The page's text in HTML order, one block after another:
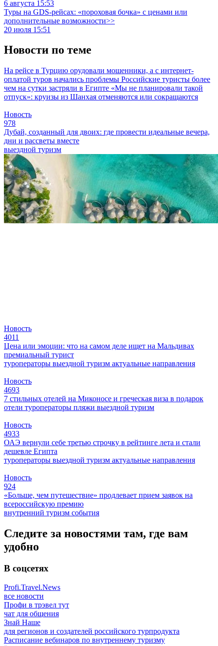
6 августа 15:53
Туры на GDS-рейсах: «пороховая бочка» с ценами или
дополнительные возможности>>
20 июля 15:51
Новости по теме
На рейсе в Турцию орудовали мошенники, а с интернет-
оплатой туров начались проблемы Российские туристы более
чем на сутки застряли в Египте «Мы не планировали такой
отпуск»: круизы из Шанхая отменяются или сокращаются
Новость
978
Дубай, созданный для двоих: где провести идеальные вечера,
дни и рассветы вместе
выездной туризм
Новость
4011
Цена или эмоции: что на самом деле ищет на Мальдивах
премиальный турист
туроператоры выездной туризм актуальные направления
Новость
4693
7 стильных отелей на Миконосе и греческая виза в подарок
отели туроператоры пляжи выездной туризм
Новость
4933
ОАЭ вернули себе третью строчку в рейтинге лета и стали
дешевле Египта
туроператоры выездной туризм актуальные направления
Новость
924
«Больше, чем путешествие» продлевает прием заявок на
всероссийскую премию
внутренний туризм события
Следите за новостями там, где вам
удобно
В соцсетях
Profi.Travel.News
все новости
Профи в трэвел тут
чат для общения
Знай Наше
для регионов и создателей российского турпродукта
Расписание вебинаров по внутреннему туризму